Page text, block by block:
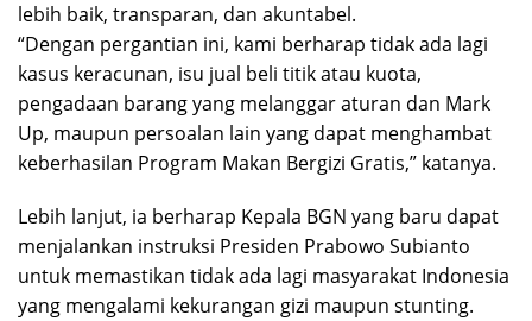
lebih baik, transparan, dan akuntabel.
“Dengan pergantian ini, kami berharap tidak ada lagi
kasus keracunan, isu jual beli titik atau kuota,
pengadaan barang yang melanggar aturan dan Mark
Up, maupun persoalan lain yang dapat menghambat
keberhasilan Program Makan Bergizi Gratis,” katanya.
Lebih lanjut, ia berharap Kepala BGN yang baru dapat
menjalankan instruksi Presiden Prabowo Subianto
untuk memastikan tidak ada lagi masyarakat Indonesia
yang mengalami kekurangan gizi maupun stunting.